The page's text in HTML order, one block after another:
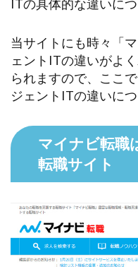
ITの具体的な違いに
当サイトにも時々「
ェントITの違いがよ
られますので、ここ
ジェントITの違いに
マイナビ転職
転職サイト